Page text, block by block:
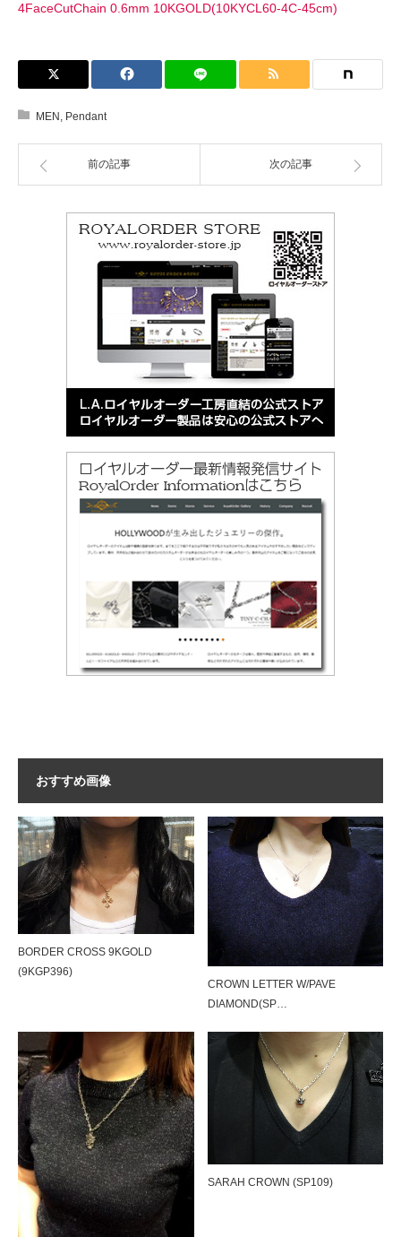
4FaceCutChain 0.6mm 10KGOLD(10KYCL60-4C-45cm)
MEN , Pendant
前の記事 次の記事
おすすめ画像
BORDER CROSS 9KGOLD
(9KGP396)
CROWN LETTER W/PAVE
DIAMOND(SP…
SARAH CROWN (SP109)
SILK CODE w/HOOK（SN-SLK01）